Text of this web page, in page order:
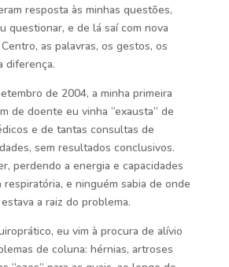
resposta às minhas questões,
questionar, e de lá saí com nova
as palavras, os gestos, os
diferença.
de 2004, a minha primeira
de doente eu vinha “exausta” de
e de tantas consultas de
sem resultados conclusivos.
perdendo a energia e capacidades
e ninguém sabia de onde
a raiz do problema.
eu vim à procura de alívio
de coluna: hérnias, artroses